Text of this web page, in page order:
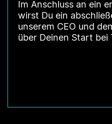
Im Anschluss an ein
wirst Du ein
unserem CEO und
über Deinen Start bei